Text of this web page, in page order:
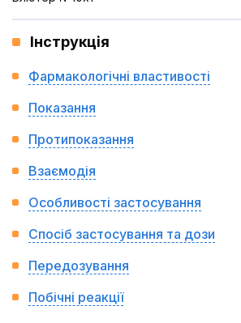
Інструкція
Фармакологічні властивості
Показання
Протипоказання
Взаємодія
Особливості застосування
Спосіб застосування та дози
Передозування
Побічні реакції